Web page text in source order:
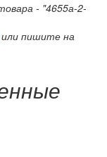
- "4655а-2-
пишите на